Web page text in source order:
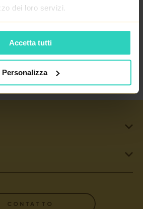
dei loro servizi.
Accetta tutti
Personalizza
ALL'ELENCO
DEI MEDICI
SANATORIUM
PLUS
CONTATTO